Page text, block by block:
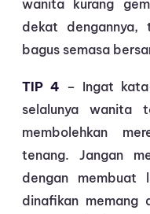
wanita kurang
dekat dengannya,
bagus semasa
TIP 4 – Ingat
selalunya wanita
membolehkan
tenang. Jangan
dengan membuat
dinafikan memang